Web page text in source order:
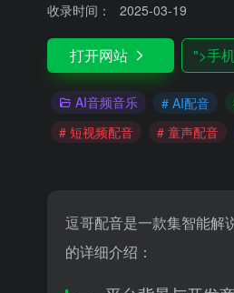
收录时间：
2025-03-19
打开网站 ">手
AI音频音乐 # AI配音
# 短视频配音
# 童声配音
逗哥配音是一款集智能解
的详细介绍：